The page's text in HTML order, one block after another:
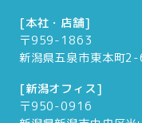
[本社・店舗]
〒959-1863
新潟県五泉市東本町
[新潟オフィス]
〒950-0916